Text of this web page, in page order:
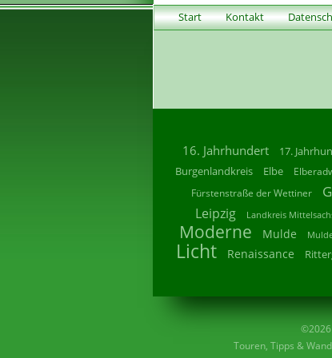
Start Kontakt
16. Jahrhundert 17.
Burgenlandkreis Elbe
Fürstenstraße der Wettiner
Leipzig
Landkreis
Moderne Mulde
Licht
Renaissance
©2026
Touren, Tipps &